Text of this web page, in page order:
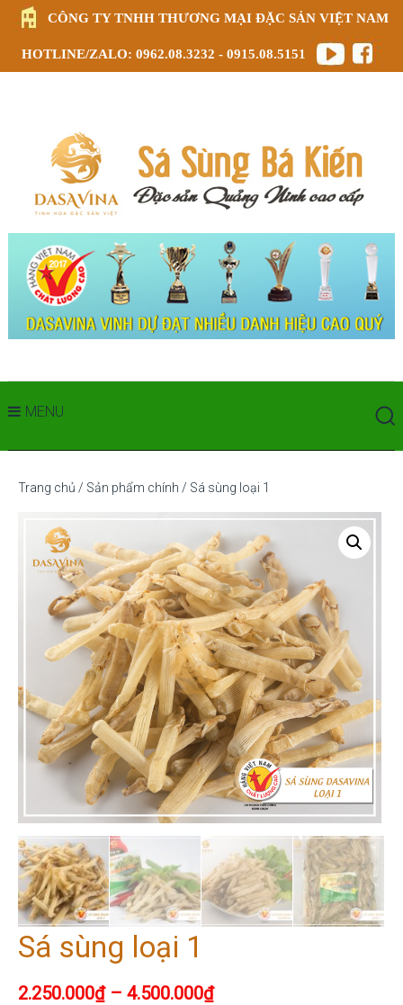
CÔNG TY TNHH THƯƠNG MẠI ĐẶC SẢN VIỆT NAM
HOTLINE/ZALO: 0962.08.3232 - 0915.08.5151
MENU
Trang chủ / Sản phẩm chính / Sá sùng loại 1
Sá sùng loại 1
2.250.000₫– 4.500.000₫